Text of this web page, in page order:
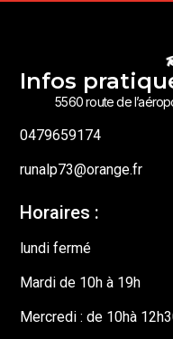
Infos
5560 route de
0479659174
runalp73@orange.fr
Horaires :
lundi fermé
Mardi de 10h à 19h
Mercredi : de 10hà